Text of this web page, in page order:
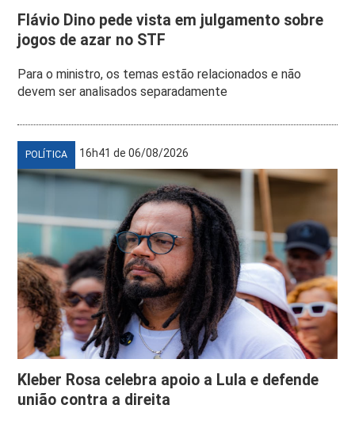
Flávio Dino pede vista em julgamento sobre
jogos de azar no STF
Para o ministro, os temas estão relacionados e não
devem ser analisados separadamente
POLÍTICA 16h41 de 06/08/2026
Kleber Rosa celebra apoio a Lula e defende
união contra a direita